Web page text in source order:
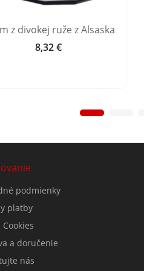
z divokej ruže z Alsaska
Cena
8,32 €
podmienky
platby
Cookies
a doručenie
nás